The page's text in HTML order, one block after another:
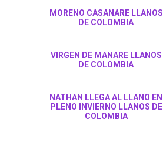
MORENO CASANARE LLANOS
DE COLOMBIA
VIRGEN DE MANARE LLANOS
DE COLOMBIA
NATHAN LLEGA AL LLANO EN
PLENO INVIERNO LLANOS DE
COLOMBIA